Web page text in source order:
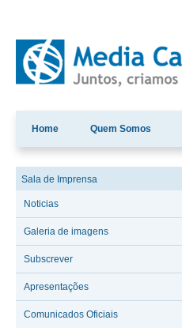
Home Quem Somos
Sala de Imprensa
Noticias
Galeria de imagens
Subscrever
Apresentações
Comunicados Oficiais